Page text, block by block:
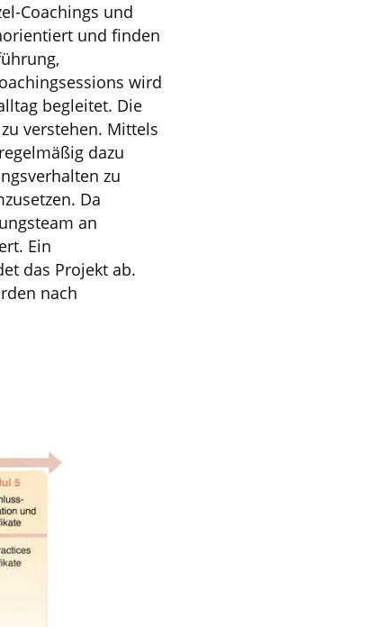
Coachings und
und finden
wird
begleitet. Die
verstehen. Mittels
dazu
zu
Da
an
Ein
das Projekt ab.
nach